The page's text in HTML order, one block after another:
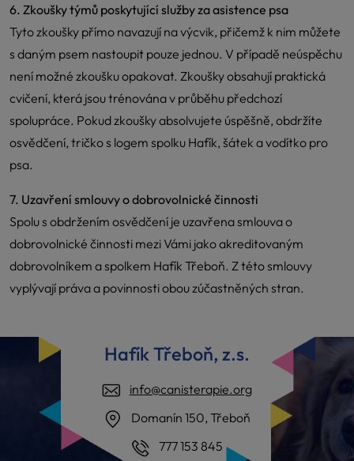
6. Zkoušky týmů poskytující služby za asistence psa
Tyto zkoušky přímo navazují na výcvik, přičemž k nim můžete
s daným psem nastoupit pouze jednou. V případě neúspěchu
není možné zkoušku opakovat. Zkoušky obsahují praktická
cvičení, která jsou trénována v průběhu předchozí
spolupráce. Pokud zkoušky absolvujete úspěšně, obdržíte
osvědčení, tričko s logem spolku Hafík, šátek a vodítko pro
psa.
7. Uzavření smlouvy o dobrovolnické činnosti
Spolu s obdržením osvědčení je uzavřena smlouva o
dobrovolnické činnosti mezi Vámi jako akreditovaným
dobrovolníkem a spolkem Hafík Třeboň. Z této smlouvy
vyplývají práva a povinnosti obou zúčastněných stran.
Hafík Třeboň, z.s.
info@canisterapie.org
Domanín 150, Třeboň
777 153 845